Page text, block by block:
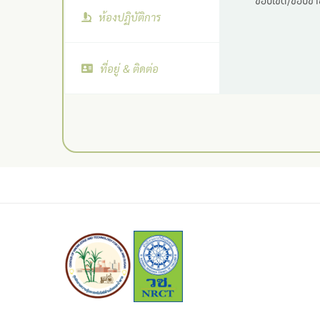
ห้องปฏิบัติการ
ที่อยู่ & ติดต่อ